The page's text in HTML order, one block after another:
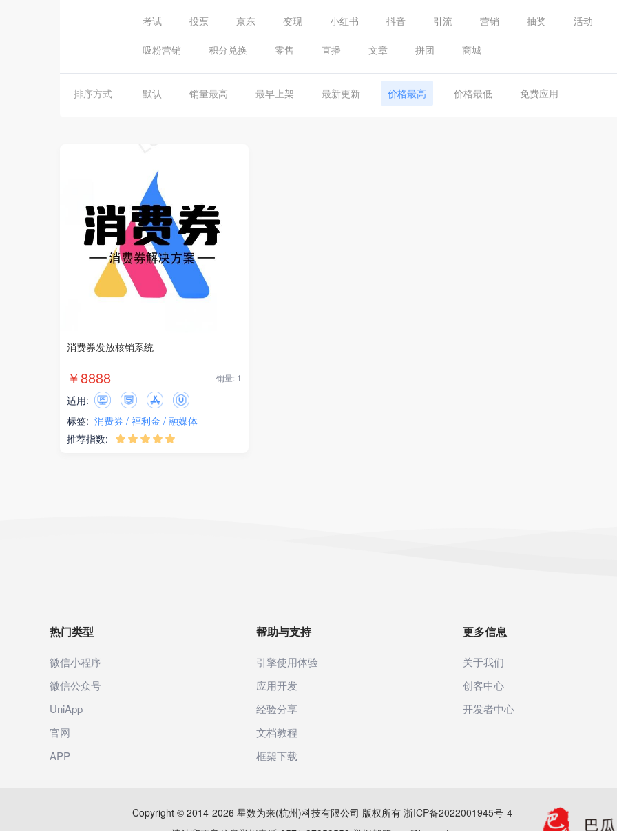
考试 投票 京东 变现 小红书 抖音 引流 营销 抽奖 活动
吸粉营销 积分兑换 零售 直播 文章 拼团 商城
排序方式 默认 销量最高 最早上架 最新更新 价格最高 价格最低 免费应用
消费券发放核销系统
￥8888 销量: 1
适用:
标签: 消费券 福利金
融媒体
推荐指数:
    
热门类型
微信小程序
微信公众号
UniApp
官网
APP
帮助与支持
引擎使用体验
应用开发
经验分享
文档教程
框架下载
更多信息
关于我们
创客中心
开发者中心
Copyright © 2014-2026 星数为来(杭州)科技有限公司 版权所有 浙ICP备2022001945号-4